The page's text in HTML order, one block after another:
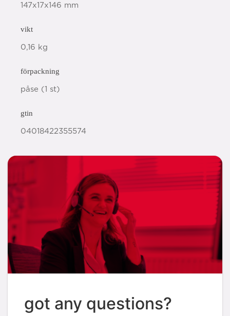
147x17x146 mm
vikt
0,16 kg
förpackning
påse (1 st)
gtin
04018422355574
got any questions?